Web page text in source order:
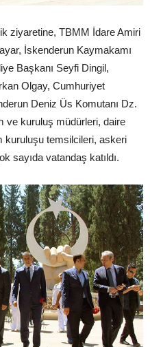
ziyaretine, TBMM İdare Amiri
İskenderun Kaymakamı
Başkanı Seyfi Dingil,
Olgay, Cumhuriyet
Deniz Üs Komutanı Dz.
ve kuruluş müdürleri, daire
kuruluşu temsilcileri, askeri
sayıda vatandaş katıldı.